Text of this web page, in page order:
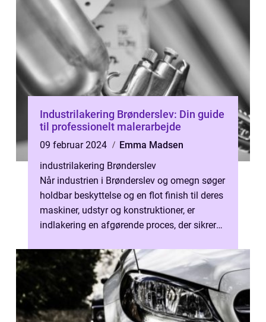
Industrilakering Brønderslev: Din guide
til professionelt malerarbejde
09 februar 2024
Emma Madsen
industrilakering Brønderslev
Når industrien i Brønderslev og omegn søger
holdbar beskyttelse og en flot finish til deres
maskiner, udstyr og konstruktioner, er
indlakering en afgørende proces, der sikrer